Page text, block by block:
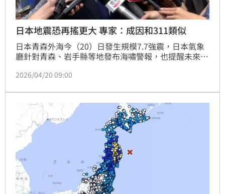
日本地震恐再搖更大 專家：成因和311類似
日本青森外海今（20）日發生規模7.7強震，日本氣象
廳針對青森、岩手縣等地發布海嘯警報，也提醒未來千
提高。此外，前中央氣象局地震測報中心主任郭鎧紋指
溝，但這次震央較311偏北，推斷該處發生地震有向北
推進的趨勢。
2026/04/20 09:00